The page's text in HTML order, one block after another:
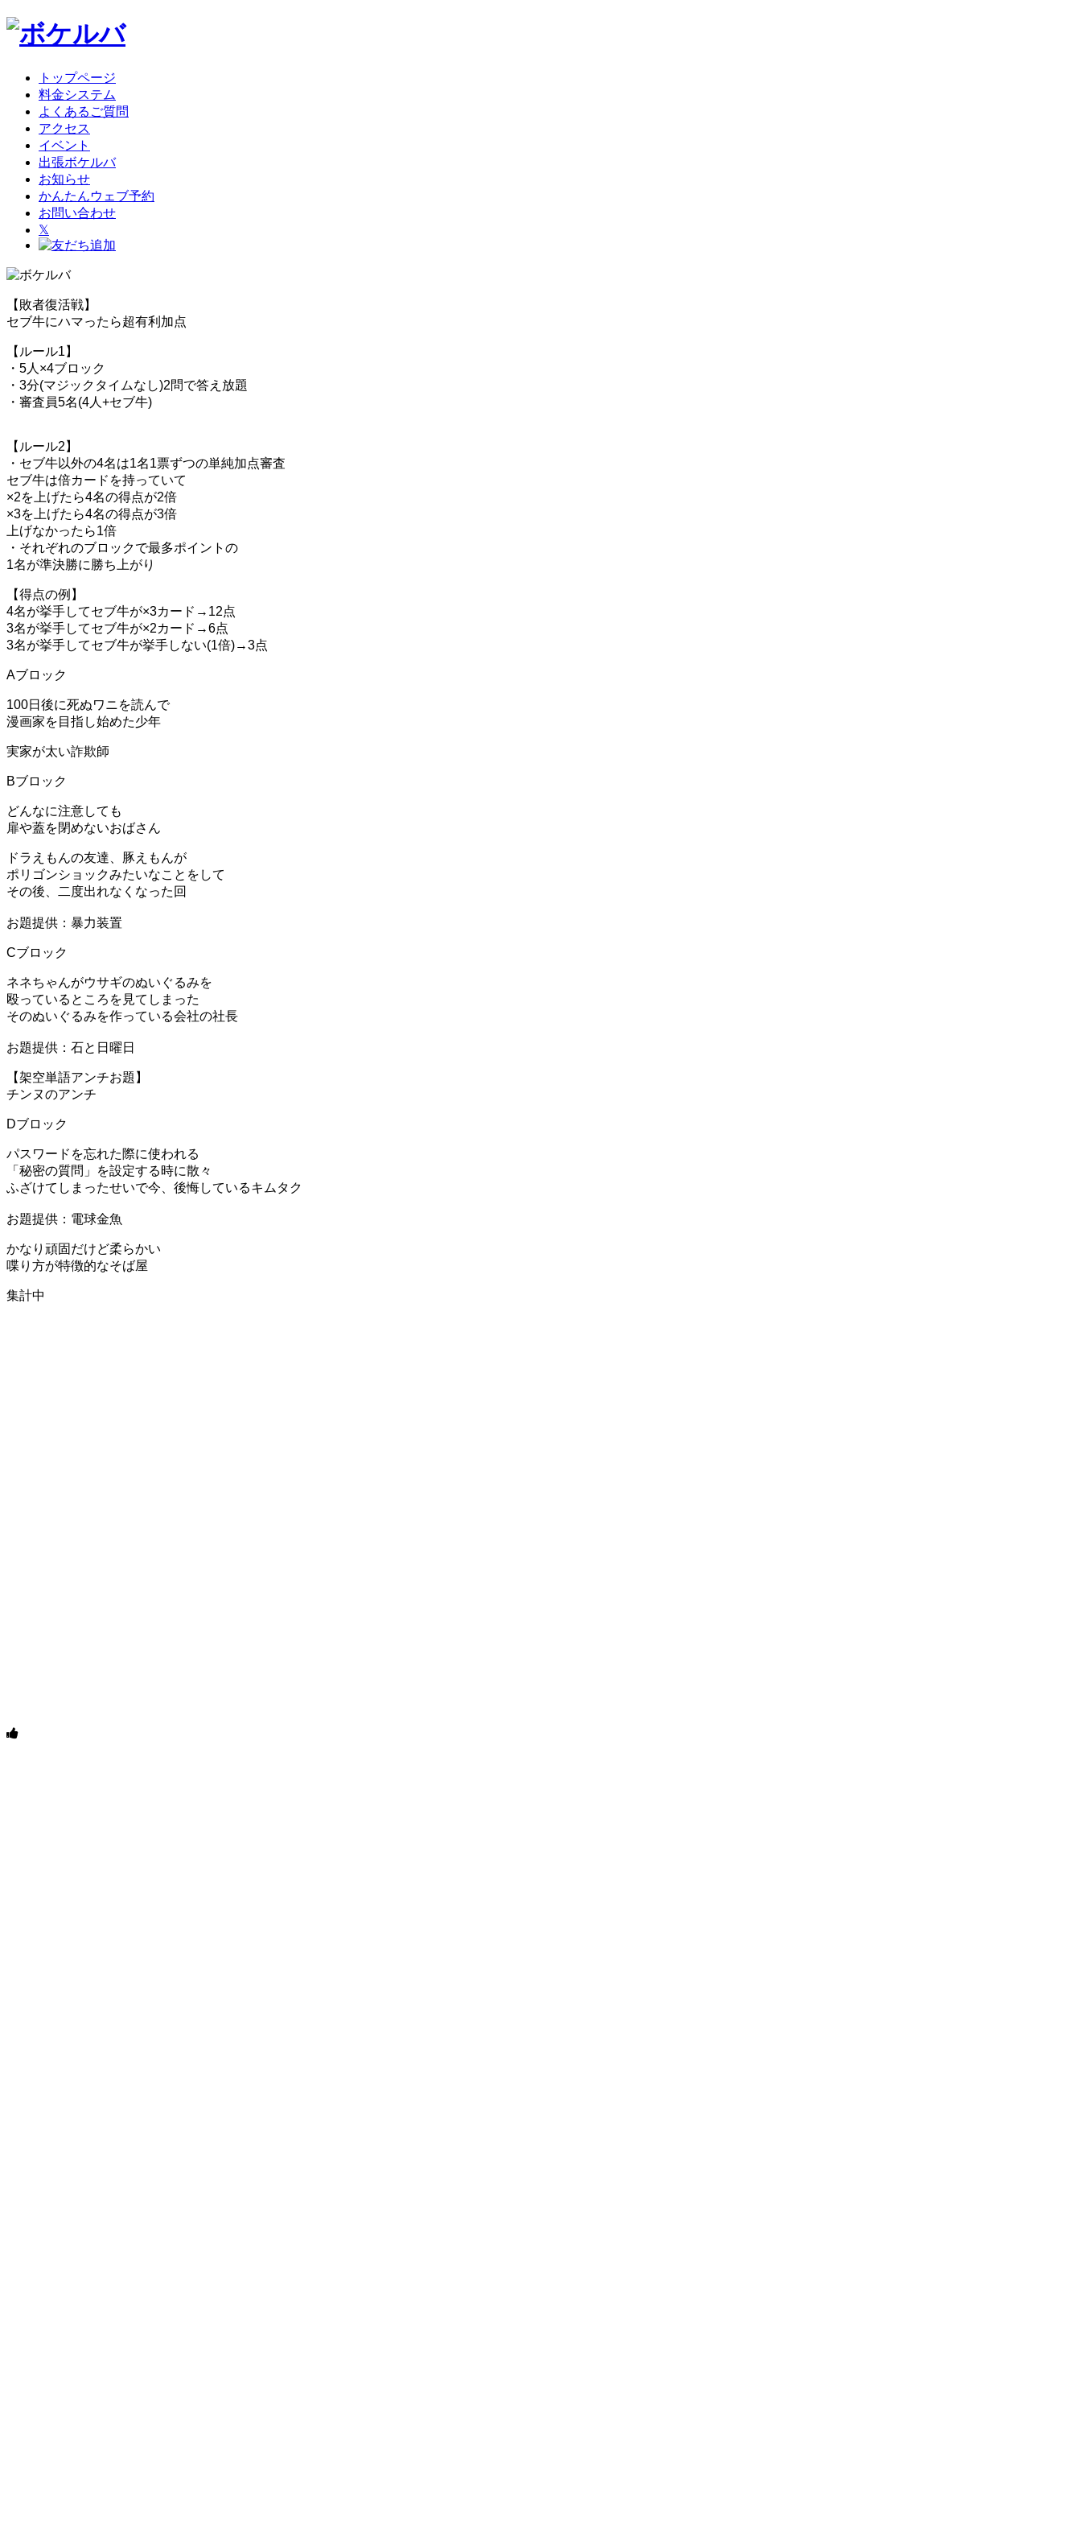
トップページ
料金システム
よくあるご質問
アクセス
イベント
出張ボケルバ
お知らせ
かんたんウェブ予約
お問い合わせ
𝕏
【敗者復活戦】
セブ牛にハマったら超有利加点
【ルール1】
・5人×4ブロック
・3分(マジックタイムなし)2問で答え放題
・審査員5名(4人+セブ牛)
【ルール2】
・セブ牛以外の4名は1名1票ずつの単純加点審査
セブ牛は倍カードを持っていて
×2を上げたら4名の得点が2倍
×3を上げたら4名の得点が3倍
上げなかったら1倍
・それぞれのブロックで最多ポイントの
1名が準決勝に勝ち上がり
【得点の例】
4名が挙手してセブ牛が×3カード→12点
3名が挙手してセブ牛が×2カード→6点
3名が挙手してセブ牛が挙手しない(1倍)→3点
Aブロック
100日後に死ぬワニを読んで
漫画家を目指し始めた少年
実家が太い詐欺師
Bブロック
どんなに注意しても
扉や蓋を閉めないおばさん
ドラえもんの友達、豚えもんが
ポリゴンショックみたいなことをして
その後、二度出れなくなった回
お題提供：暴力装置
Cブロック
ネネちゃんがウサギのぬいぐるみを
殴っているところを見てしまった
そのぬいぐるみを作っている会社の社長
お題提供：石と日曜日
【架空単語アンチお題】
チンヌのアンチ
Dブロック
パスワードを忘れた際に使われる
「秘密の質問」を設定する時に散々
ふざけてしまったせいで今、後悔しているキムタク
お題提供：電球金魚
かなり頑固だけど柔らかい
喋り方が特徴的なそば屋
集計中